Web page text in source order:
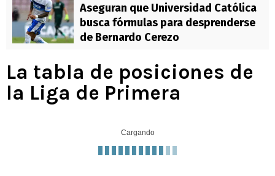
Aseguran que Universidad Católica
busca fórmulas para desprenderse
de Bernardo Cerezo
La tabla de posiciones de
la Liga de Primera
Cargando